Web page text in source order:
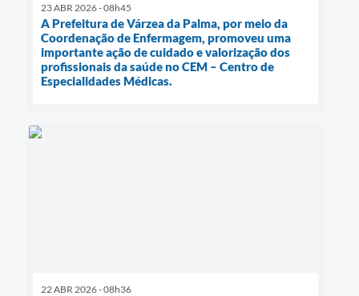
23 ABR 2026 - 08h45
A Prefeitura de Várzea da Palma, por meio da
Coordenação de Enfermagem, promoveu uma
importante ação de cuidado e valorização dos
profissionais da saúde no CEM – Centro de
Especialidades Médicas.
22 ABR 2026 - 08h36